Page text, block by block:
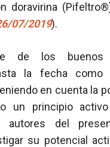
doravirina
07/2019).
de los buenos
la fecha como
en cuenta la
un principio
autores del
su potencial